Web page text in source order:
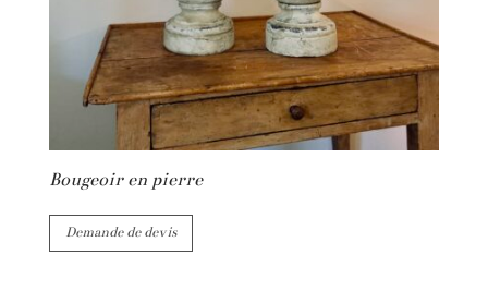
Bougeoir en pierre
Demande de devis